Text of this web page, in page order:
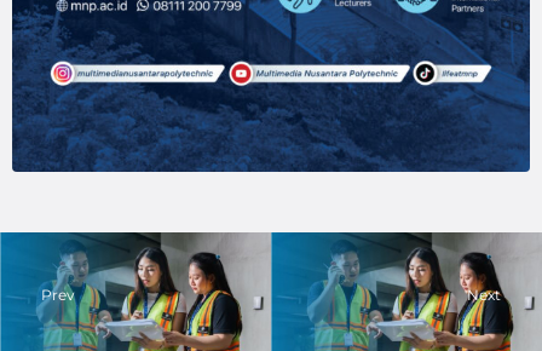
Prev Next